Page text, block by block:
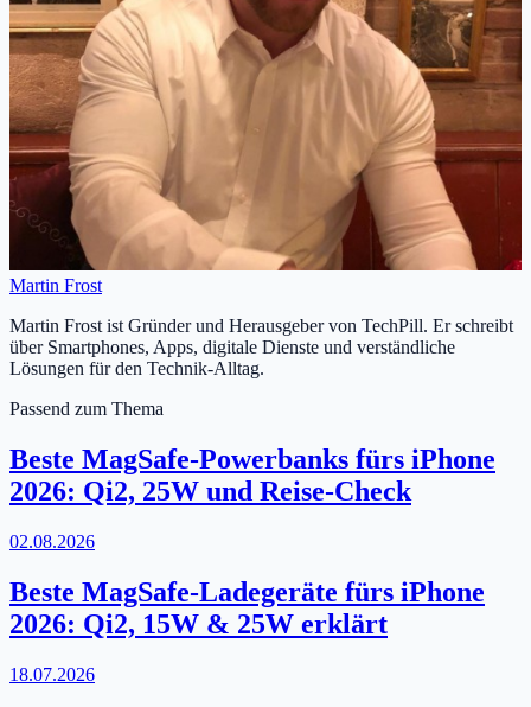
Martin Frost
Martin Frost ist Gründer und Herausgeber von TechPill. Er schreibt
über Smartphones, Apps, digitale Dienste und verständliche
Lösungen für den Technik-Alltag.
Passend zum Thema
Beste MagSafe-Powerbanks fürs iPhone
2026: Qi2, 25W und Reise-Check
02.08.2026
Beste MagSafe-Ladegeräte fürs iPhone
2026: Qi2, 15W & 25W erklärt
18.07.2026